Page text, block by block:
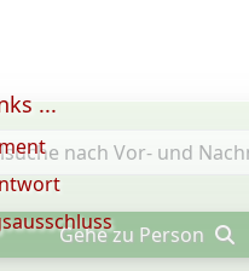
Gehe zu Person
...